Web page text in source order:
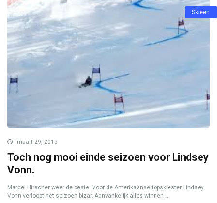
Skieën
maart 29, 2015
Toch nog mooi einde seizoen voor Lindsey
Vonn.
Marcel Hirscher weer de beste. Voor de Amerikaanse topskiester Lindsey
Vonn verloopt het seizoen bizar. Aanvankelijk alles winnen ...